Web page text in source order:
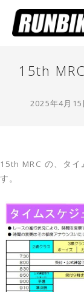
15th
2025年4月15
15th MRC の、タイ
す。